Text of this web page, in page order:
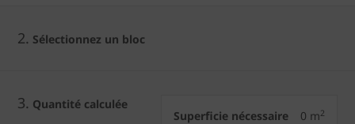
2. Sélectionnez un bloc
3. Quantité calculée
Superficie nécessaire 0 m2